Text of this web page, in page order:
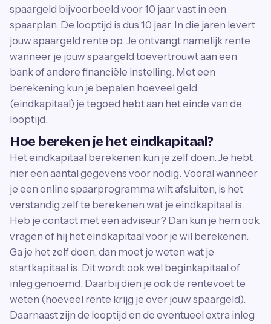
spaargeld bijvoorbeeld voor 10 jaar vast in een
spaarplan. De looptijd is dus 10 jaar. In die jaren levert
jouw spaargeld rente op. Je ontvangt namelijk rente
wanneer je jouw spaargeld toevertrouwt aan een
bank of andere financiële instelling. Met een
berekening kun je bepalen hoeveel geld
(eindkapitaal) je tegoed hebt aan het einde van de
looptijd.
Hoe bereken je het eindkapitaal?
Het eindkapitaal berekenen kun je zelf doen. Je hebt
hier een aantal gegevens voor nodig. Vooral wanneer
je een online spaarprogramma wilt afsluiten, is het
verstandig zelf te berekenen wat je eindkapitaal is.
Heb je contact met een adviseur? Dan kun je hem ook
vragen of hij het eindkapitaal voor je wil berekenen.
Ga je het zelf doen, dan moet je weten wat je
startkapitaal is. Dit wordt ook wel beginkapitaal of
inleg genoemd. Daarbij dien je ook de rentevoet te
weten (hoeveel rente krijg je over jouw spaargeld).
Daarnaast zijn de looptijd en de eventueel extra inleg